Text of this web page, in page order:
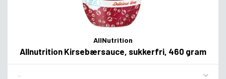
AllNutrition
Allnutrition Kirsebærsauce, sukkerfri, 460 gram